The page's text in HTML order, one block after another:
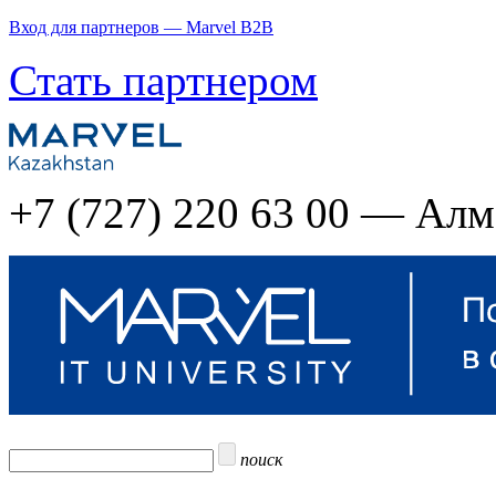
Вход для партнеров — Marvel B2B
Стать партнером
+7 (727) 220 63 00 —
поиск